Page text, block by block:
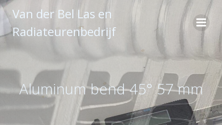
Ga
naar
inhoud
Van der Bel Las en
Radiateurenbedrijf
Aluminum bend 45° 57 mm